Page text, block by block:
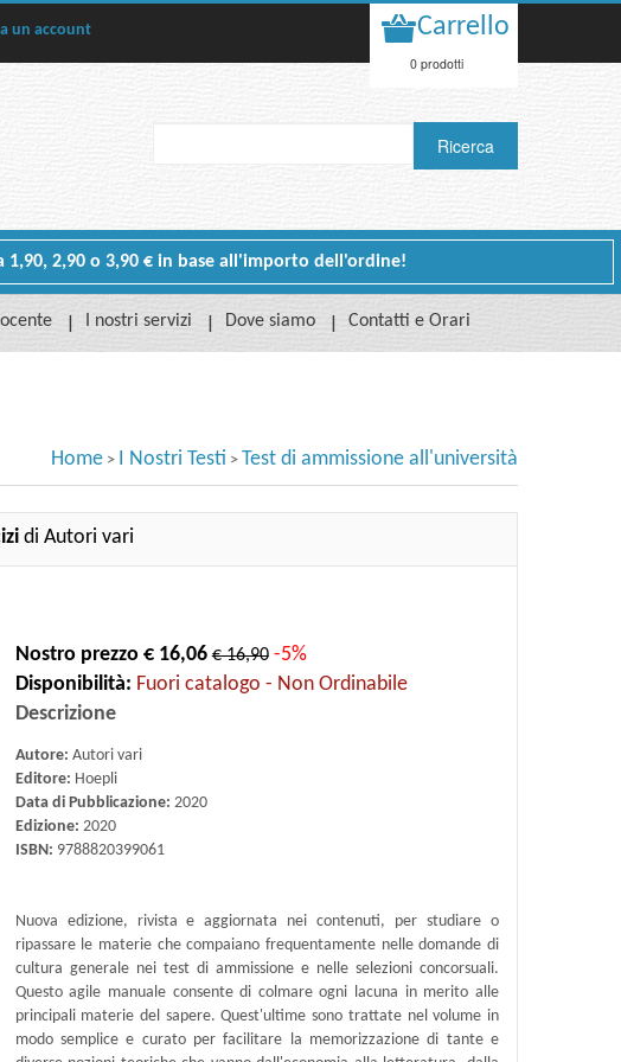
un account Carrello
0 prodotti
1,90, 2,90 o 3,90 € in base all'importo dell'ordine!
I nostri servizi Dove siamo Contatti e Orari
Home > I Nostri Testi > Test di ammissione all'università
di Autori vari
Nostro prezzo € 16,06 € 16,90 -5%
Disponibilità: Fuori catalogo - Non Ordinabile
Descrizione
Autore: Autori vari
Editore: Hoepli
Data di Pubblicazione: 2020
Edizione: 2020
ISBN: 9788820399061
Nuova edizione, rivista e aggiornata nei contenuti, per studiare o
ripassare le materie che compaiano frequentamente nelle domande di
cultura generale nei test di ammissione e nelle selezioni concorsuali.
Questo agile manuale consente di colmare ogni lacuna in merito alle
principali materie del sapere. Quest'ultime sono trattate nel volume in
modo semplice e curato per facilitare la memorizzazione di tante e